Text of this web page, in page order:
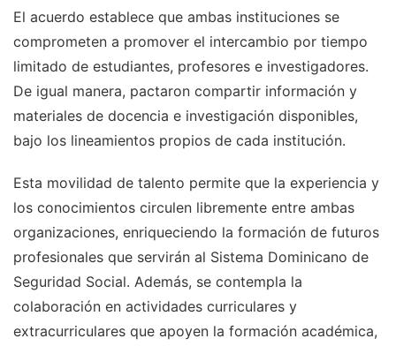
El acuerdo establece que ambas instituciones se
comprometen a promover el intercambio por tiempo
limitado de estudiantes, profesores e investigadores.
De igual manera, pactaron compartir información y
materiales de docencia e investigación disponibles,
bajo los lineamientos propios de cada institución.
Esta movilidad de talento permite que la experiencia y
los conocimientos circulen libremente entre ambas
organizaciones, enriqueciendo la formación de futuros
profesionales que servirán al Sistema Dominicano de
Seguridad Social. Además, se contempla la
colaboración en actividades curriculares y
extracurriculares que apoyen la formación académica,